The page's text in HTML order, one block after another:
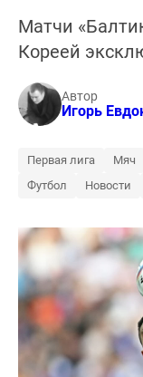
Матчи
Кореей
Автор
Игорь
Первая лига Мяч
Футбол
Новости